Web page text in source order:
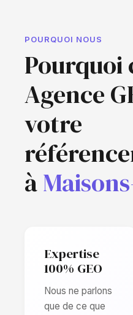
POURQUOI NOUS
Pourquoi
Agence
votre
à
Expertise
100% GEO
Nous ne parlons
que de ce que